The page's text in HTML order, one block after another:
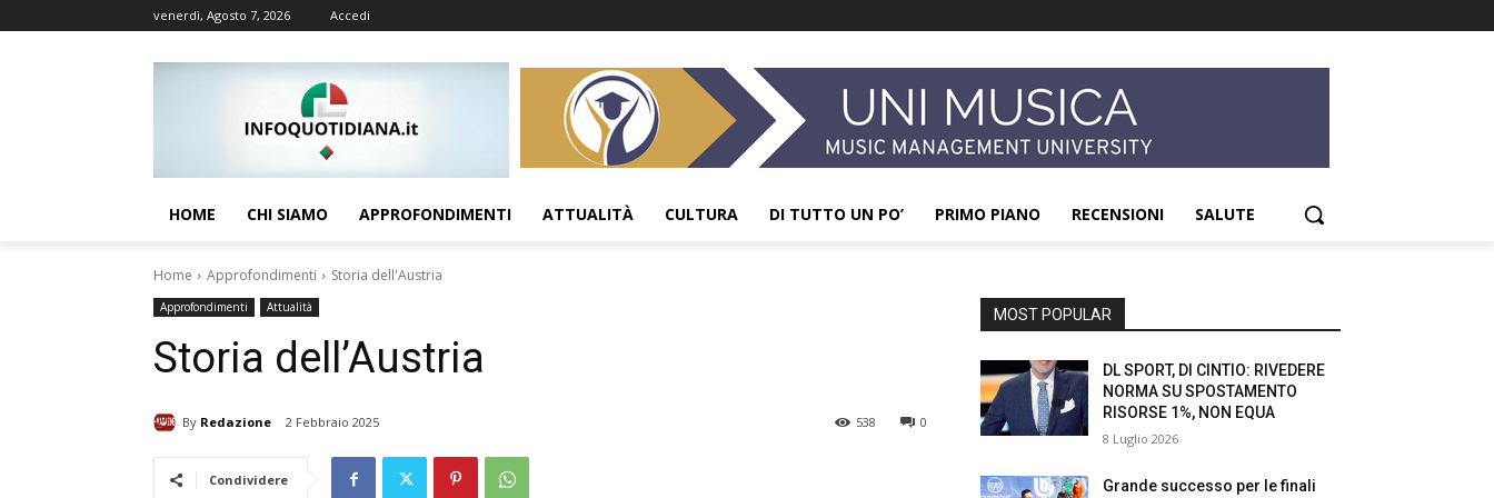
venerdì, Agosto 7, 2026 Accedi
HOME CHI SIAMO APPROFONDIMENTI ATTUALITÀ CULTURA DI TUTTO UN PO’ PRIMO PIANO RECENSIONI SALUTE
Home Approfondimenti Storia dell'Austria
Approfondimenti Attualità
Storia dell’Austria
By Redazione 2 Febbraio 2025 0
538
Condividere
MOST POPULAR
DL SPORT, DI CINTIO: RIVEDERE
NORMA SU SPOSTAMENTO
RISORSE 1%, NON EQUA
8 Luglio 2026
Grande successo per le finali